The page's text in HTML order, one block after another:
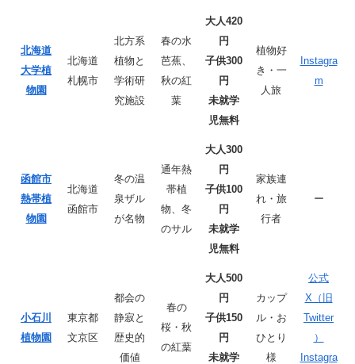
北海道
大学植
物園
北海道
札幌市
北方系
植物と
学術研
究施設
春の水
芭蕉、
秋の紅
葉
大人420
円
子供300
円
未就学
児無料
植物好
き・一
人旅
Instagra
m
函館市
熱帯植
物園
北海道
函館市
冬の温
泉ザル
が名物
通年熱
帯植
物、冬
のサル
大人300
円
子供100
円
未就学
児無料
家族連
れ・旅
行者
ー
小石川
植物園
東京都
文京区
都会の
静寂と
歴史的
価値
春の
桜・秋
の紅葉
大人500
円
子供150
円
未就学
カップ
ル・お
ひとり
様
公式
X（旧
Twitter
）
Instagra